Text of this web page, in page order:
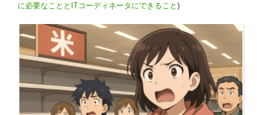
に必要なこととITコーディネータにできること )